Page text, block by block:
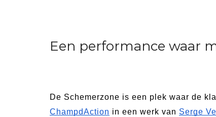
Een performance waar
De Schemerzone is een plek waar de
ChampdAction in een werk van Serge